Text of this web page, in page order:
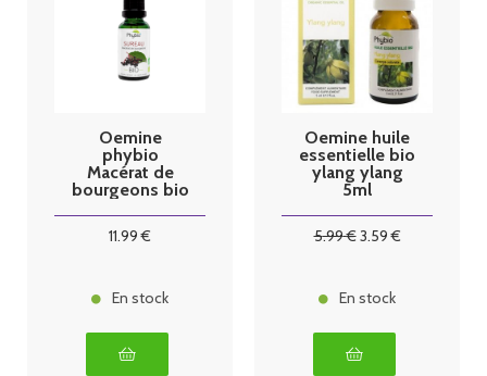
Oemine
phybio
Macérat de
bourgeons bio
11.99 €
En stock
Oemine huile
essentielle bio
ylang ylang
5ml
5.99€3.59€
En stock